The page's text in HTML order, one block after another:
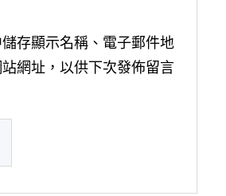
存顯示名稱、電子郵件地
網址，以供下次發佈留言